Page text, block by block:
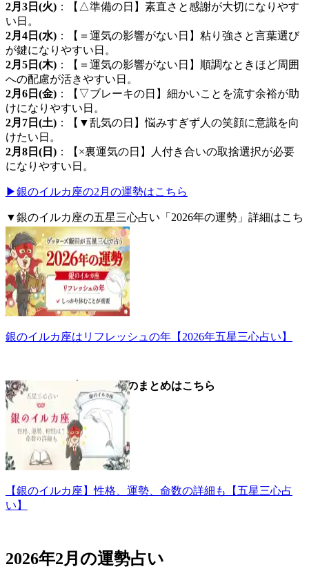
2月3日(火) ：【△準備の日】素直さと感謝が大切になりやす
い日。
2月4日(水) ：【＝運気の影響がない日】粘り強さと言葉選び
が鍵になりやすい日。
2月5日(木) ：【＝運気の影響がない日】順調なときほど周囲
への配慮が活きやすい日。
2月6日(金) ：【▽ブレーキの日】細かいことを流す余裕が助
けになりやすい日。
2月7日(土) ：【▼乱気の日】悩みすぎず人の笑顔に意識を向
けたい日。
2月8日(日) ：【×裏運気の日】人付き合いの取捨選択が必要
になりやすい日。
▶銀のイルカ座の2月の運勢はこちら
▼銀のイルカ座の五星三心占い「2026年の運勢」詳細はこち
ら。
銀のイルカ座はリフレッシュの年【2026年五星三心占い】
▼銀のイルカ座についてのまとめはこちら
【銀のイルカ座】性格、運勢、命数の詳細も【五星三心占
い】
2026年2月の運勢占い